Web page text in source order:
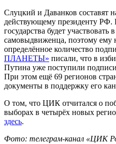
Слуцкий и Даванков составят
действующему президенту РФ.
государства будет участвовать
самовыдвиженца, поэтому ему
определённое количество
ПЛАНЕТЫ» писали, что в
Путина уже поступили
При этом ещё 69 регионов
документы в поддержку его
О том, что ЦИК отчитался о
выборах в четырёх новых
здесь.
Фото: телеграм-канал «ЦИК